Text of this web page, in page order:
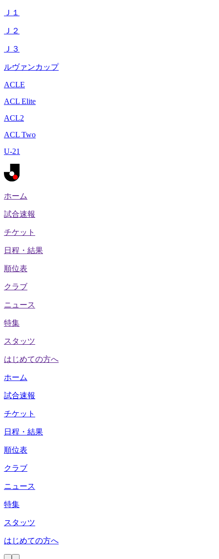
Ｊ１
Ｊ２
Ｊ３
ルヴァンカップ
ACLE
ACL Elite
ACL2
ACL Two
U-21
ホーム
試合速報
チケット
日程・結果
順位表
クラブ
ニュース
特集
スタッツ
はじめての方へ
ホーム
試合速報
チケット
日程・結果
順位表
クラブ
ニュース
特集
スタッツ
はじめての方へ